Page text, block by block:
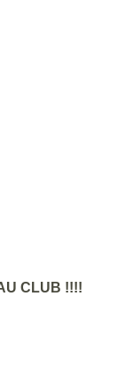
CLUB !!!!